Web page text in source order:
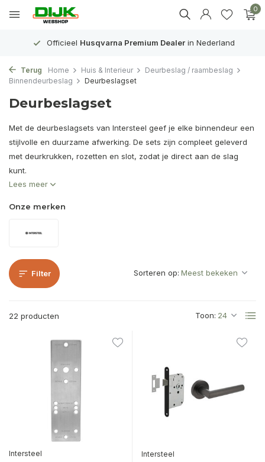
0
Officieel Husqvarna Premium Dealerin Nederland
Terug Home Huis & Interieur
Deurbeslag / raambeslag
Binnendeurbeslag
Deurbeslagset
Deurbeslagset
Met de deurbeslagsets van Intersteel geef je elke binnendeur een
stijlvolle en duurzame afwerking. De sets zijn compleet geleverd
met deurkrukken, rozetten en slot, zodat je direct aan de slag
kunt.
Lees meer
Onze merken
Filter
22 producten Toon:
Sorteren op:
Intersteel Intersteel